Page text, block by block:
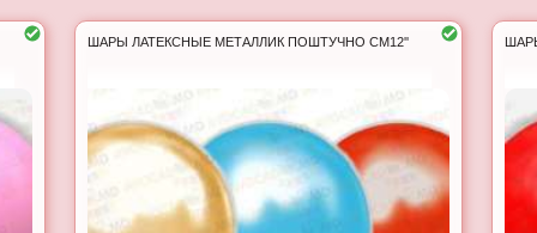
ШАРЫ ЛАТЕКСНЫЕ МЕТАЛЛИК ПОШТУЧНО СM12''